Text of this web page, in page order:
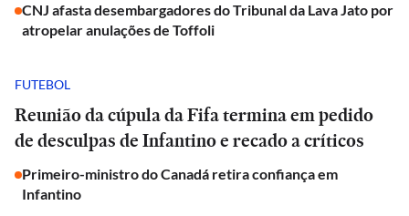
CNJ afasta desembargadores do Tribunal da Lava Jato por
atropelar anulações de Toffoli
FUTEBOL
Reunião da cúpula da Fifa termina em pedido
de desculpas de Infantino e recado a críticos
Primeiro-ministro do Canadá retira confiança em
Infantino